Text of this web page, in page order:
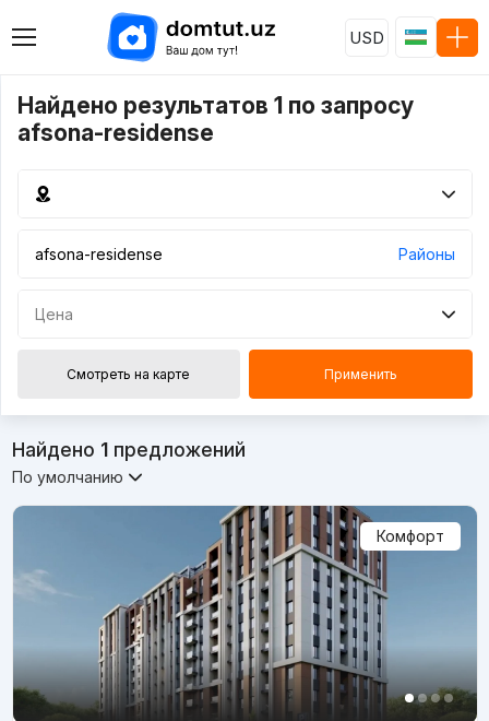
USD
Найдено результатов 1 по запросу
afsona-residense
Районы
Цена
Смотреть на карте Применить
Найдено 1предложений
По умолчанию
Комфорт